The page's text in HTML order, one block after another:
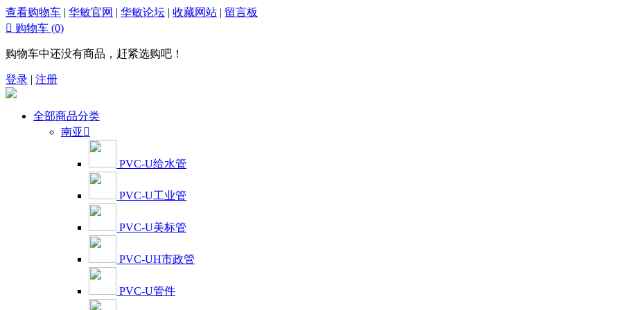
查看购物车 | 华敏官网 | 华敏论坛 | 收藏网站 | 留言板
 购物车 (0)
购物车中还没有商品，赶紧选购吧！
登录 | 注册
全部商品分类
南亚 
PVC-U给水管
PVC-U工业管
PVC-U美标管
PVC-UH市政管
PVC-U管件